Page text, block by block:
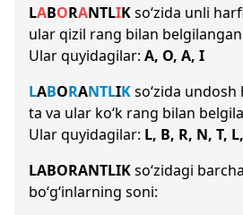
LABORANTLIKso‘zida unli
ular qizil rang bilan
Ular quyidagilar: A, O, A, I
LABORANTLIKso‘zida
ta va ular ko‘k rang bilan
Ular quyidagilar: L, B, R, N, T,
LABORANTLIKso‘zidagi
bo‘g‘inlarning soni: